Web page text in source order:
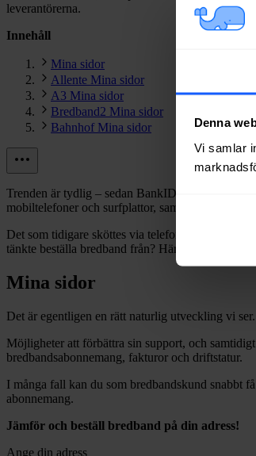
Denna
Vi samlar
leverantörerna.
Innehåll
Mina sidor
Allente Mina sidor
A3 Mina sidor
Bredband2 Mina sidor
Bahnhof Mina sidor
Trenden är tydlig – sedan BankIDs intåg på den
mobiltelefoner och surfplattor, samt i vissa fall
Det som tidigare sköttes via telefon, hanteras
tänkte beställa bredband från? Här går vi
Mina sidor
Det är egentligen en rätt naturlig utveckling vi
Möjligheter att förbättra sin support, och
bredbandsabonnemang, fakturor och driftstatur.
I många fall kan du som bredbandskund snabbt
abonnemang.
Jämför och beställ bredband på din adress!
Ange din adress